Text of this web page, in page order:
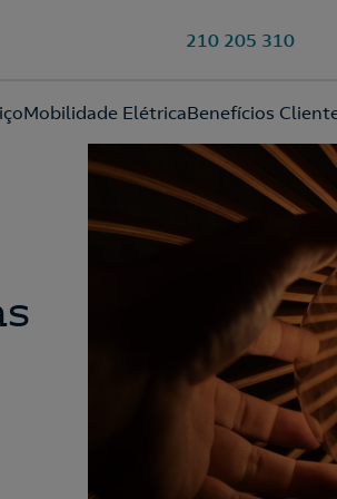
210 205 310
Mobilidade ElétricaBenefícios
entraremos em contacto consigo
nossa oferta de Eletricidade e Gás.
de Privacidade